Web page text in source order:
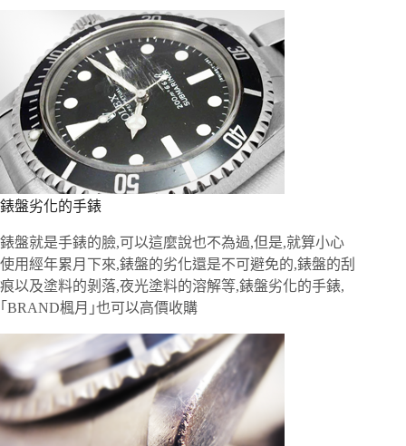
錶盤劣化的手錶
錶盤就是手錶的臉,可以這麼說也不為過,但是,就算小心
使用經年累月下來,錶盤的劣化還是不可避免的,錶盤的刮
痕以及塗料的剝落,夜光塗料的溶解等,錶盤劣化的手錶,
｢BRAND楓月｣也可以高價收購